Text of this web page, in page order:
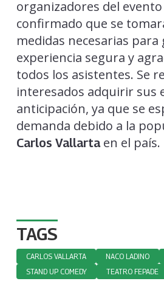
organizadores del
confirmado que se
medidas necesarias
experiencia segura y
todos los asistentes. Se
interesados adquirir sus
anticipación, ya que se
demanda debido a la
Carlos Vallartaen el país.
TAGS
CARLOS VALLARTA NACO LADINO
STAND UP COMEDY
TEATRO FEPADE